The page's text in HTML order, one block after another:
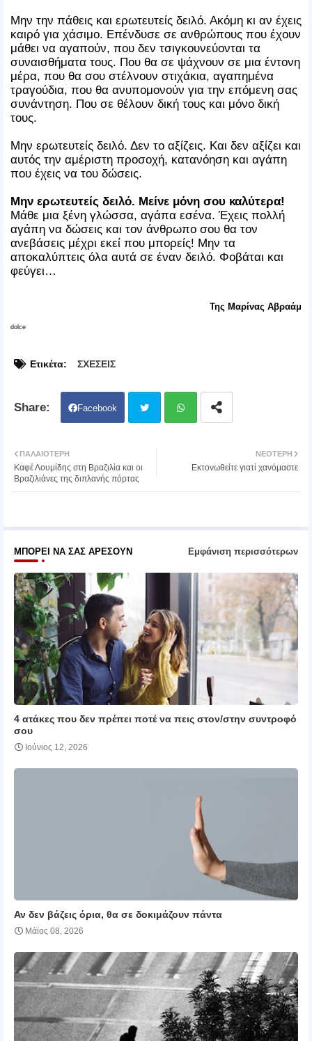
Μην την πάθεις και ερωτευτείς δειλό. Ακόμη κι αν έχεις
καιρό για χάσιμο. Επένδυσε σε ανθρώπους που έχουν
μάθει να αγαπούν, που δεν τσιγκουνεύονται τα
συναισθήματα τους. Που θα σε ψάχνουν σε μια έντονη
μέρα, που θα σου στέλνουν στιχάκια, αγαπημένα
τραγούδια, που θα ανυπομονούν για την επόμενη σας
συνάντηση. Που σε θέλουν δική τους και μόνο δική
τους.
Μην ερωτευτείς δειλό. Δεν το αξίζεις. Και δεν αξίζει και
αυτός την αμέριστη προσοχή, κατανόηση και αγάπη
που έχεις να του δώσεις.
Μην ερωτευτείς δειλό. Μείνε μόνη σου καλύτερα!
Μάθε μια ξένη γλώσσα, αγάπα εσένα. Έχεις πολλή
αγάπη να δώσεις και τον άνθρωπο σου θα τον
ανεβάσεις μέχρι εκεί που μπορείς! Μην τα
αποκαλύπτεις όλα αυτά σε έναν δειλό. Φοβάται και
φεύγει…
Της Μαρίνας Αβραάμ
dolce
Ετικέτα: ΣΧΕΣΕΙΣ
Facebook
ter
ΝΕΌΤΕΡΗ
Εκτονωθείτε γιατί χανόμαστε
ΠΑΛΑΙΌΤΕΡΗ
Καφέ Λουμίδης στη Βραζιλία και οι
Βραζιλιάνες της διπλανής πόρτας
ΜΠΟΡΕΊ ΝΑ ΣΑΣ ΑΡΈΣΟΥΝ Εμφάνιση περισσότερων
4 ατάκες που δεν πρέπει ποτέ να πεις στον/στην συντροφό
σου
Ιούνιος 12, 2026
Αν δεν βάζεις όρια, θα σε δοκιμάζουν πάντα
Μάϊος 08, 2026